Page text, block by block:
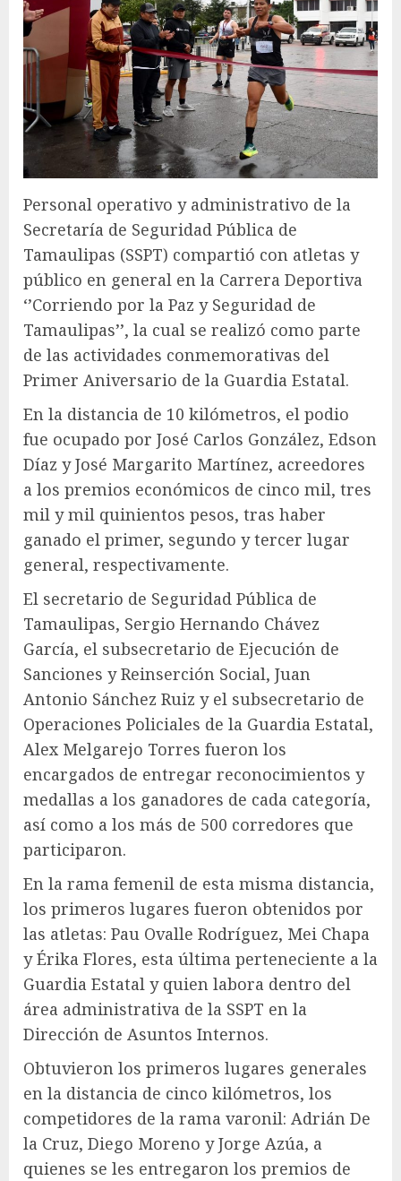
Personal operativo y administrativo de la
Secretaría de Seguridad Pública de
Tamaulipas (SSPT) compartió con atletas y
público en general en la Carrera Deportiva
‘’Corriendo por la Paz y Seguridad de
Tamaulipas’’, la cual se realizó como parte
de las actividades conmemorativas del
Primer Aniversario de la Guardia Estatal.
En la distancia de 10 kilómetros, el podio
fue ocupado por José Carlos González, Edson
Díaz y José Margarito Martínez, acreedores
a los premios económicos de cinco mil, tres
mil y mil quinientos pesos, tras haber
ganado el primer, segundo y tercer lugar
general, respectivamente.
El secretario de Seguridad Pública de
Tamaulipas, Sergio Hernando Chávez
García, el subsecretario de Ejecución de
Sanciones y Reinserción Social, Juan
Antonio Sánchez Ruiz y el subsecretario de
Operaciones Policiales de la Guardia Estatal,
Alex Melgarejo Torres fueron los
encargados de entregar reconocimientos y
medallas a los ganadores de cada categoría,
así como a los más de 500 corredores que
participaron.
En la rama femenil de esta misma distancia,
los primeros lugares fueron obtenidos por
las atletas: Pau Ovalle Rodríguez, Mei Chapa
y Érika Flores, esta última perteneciente a la
Guardia Estatal y quien labora dentro del
área administrativa de la SSPT en la
Dirección de Asuntos Internos.
Obtuvieron los primeros lugares generales
en la distancia de cinco kilómetros, los
competidores de la rama varonil: Adrián De
la Cruz, Diego Moreno y Jorge Azúa, a
quienes se les entregaron los premios de